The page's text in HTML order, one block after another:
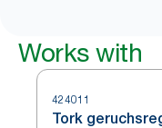
Works with
424011
Tork